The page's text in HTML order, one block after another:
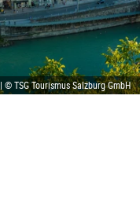
| © TSG Tourismus Salzburg GmbH